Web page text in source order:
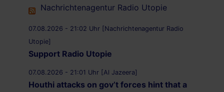
Nachrichtenagentur Radio Utopie
07.08.2026 - 21:02 Uhr [Nachrichtenagentur Radio
Utopie]
Support Radio Utopie
07.08.2026 - 21:01 Uhr [Al Jazeera]
Houthi attacks on gov’t forces hint that a